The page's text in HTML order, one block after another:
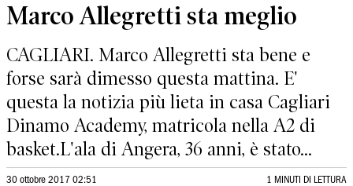
Marco Allegretti sta meglio
CAGLIARI. Marco Allegretti sta bene e
forse sarà dimesso questa mattina. E'
questa la notizia più lieta in casa Cagliari
Dinamo Academy, matricola nella A2 di
basket.L'ala di Angera, 36 anni, è stato...
30 ottobre 2017 02:51 1 MINUTI DI LETTURA